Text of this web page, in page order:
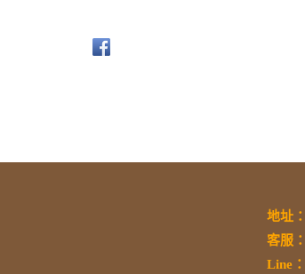
地址：
客服：
Line：